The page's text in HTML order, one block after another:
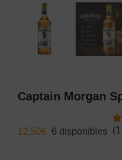
Captain Morgan
12,50€ 6 disponibles 1
(1